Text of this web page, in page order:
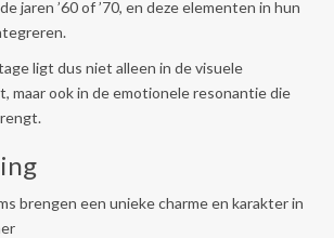
jaren ’60 of ’70, en deze elementen in hun
ligt dus niet alleen in de visuele
maar ook in de emotionele resonantie die
brengen een unieke charme en karakter in